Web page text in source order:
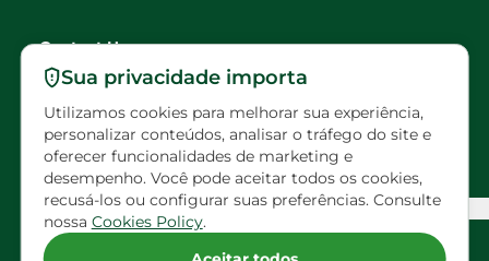
Sua privacidade importa
Utilizamos cookies para melhorar sua experiência,
personalizar conteúdos, analisar o tráfego do site e
oferecer funcionalidades de marketing e
desempenho. Você pode aceitar todos os cookies,
recusá-los ou configurar suas preferências. Consulte
nossa Cookies Policy.
Contact Us
faleconosco@eldorado
brasil.com.br
Scheduled visits
Configuração de Cookies
Follow Eldorado on social media